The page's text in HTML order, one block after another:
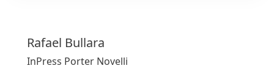
Rafael Bullara
InPress Porter Novelli